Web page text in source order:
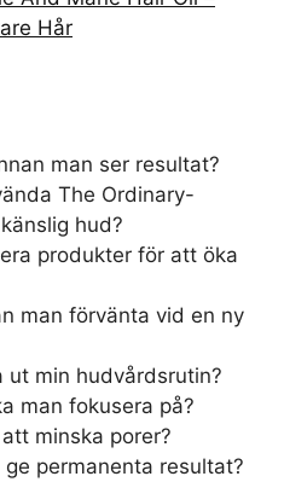
Hår
man ser resultat?
The Ordinary-
hud?
produkter för att öka
man förvänta vid en ny
min hudvårdsrutin?
man fokusera på?
minska porer?
permanenta resultat?